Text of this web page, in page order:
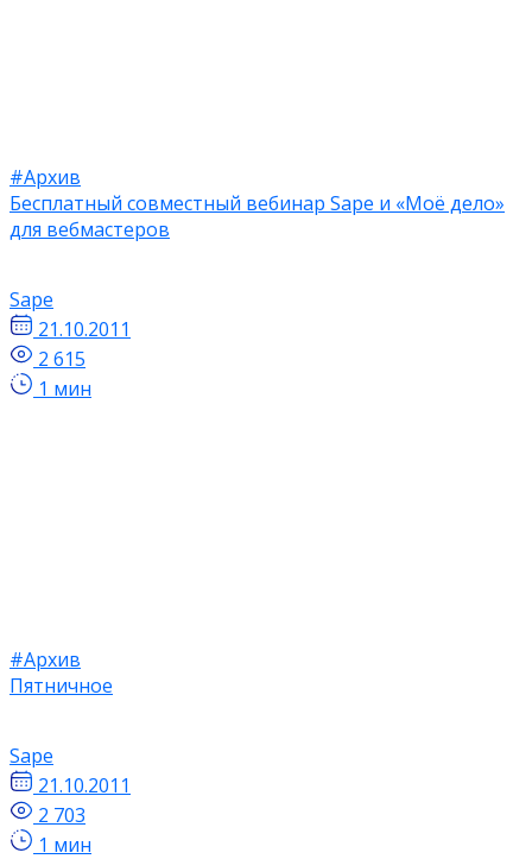
#Архив
Бесплатный совместный вебинар Sape и «Моё дело»
для вебмастеров
Sape
21.10.2011
2 615
1 мин
#Архив
Пятничное
Sape
21.10.2011
2 703
1 мин